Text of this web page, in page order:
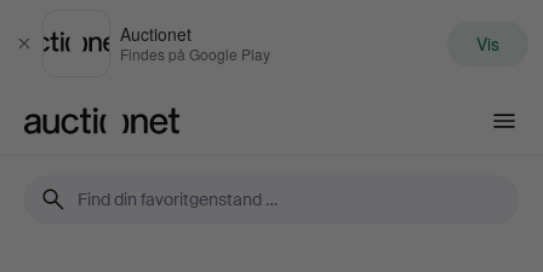
Luk
Auctionet
Findes på Google Play Vis